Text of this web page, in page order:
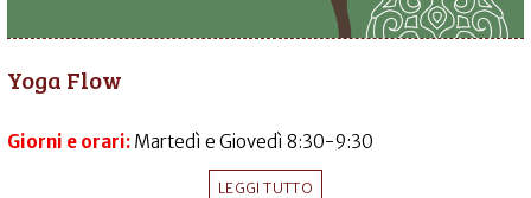
Yoga Flow
Giorni e orari: Martedì e Giovedì 8:30-9:30
LEGGI TUTTO